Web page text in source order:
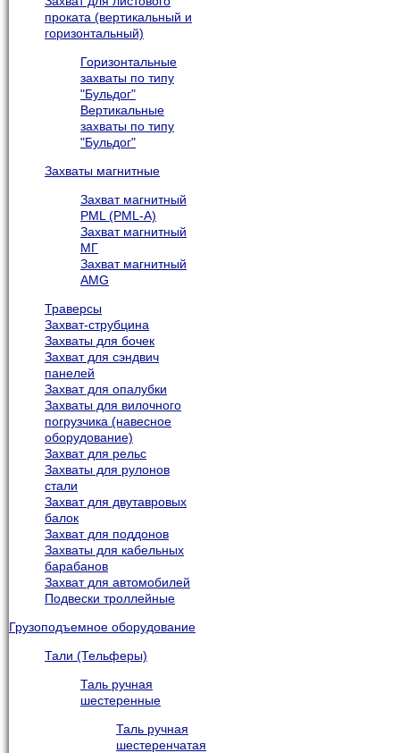
проката (вертикальный и
горизонтальный)
Горизонтальные
захваты по типу
"Бульдог"
Вертикальные
захваты по типу
"Бульдог"
Захваты магнитные
Захват магнитный
PML (PML-A)
Захват магнитный
МГ
Захват магнитный
AMG
Траверсы
Захват-струбцина
Захваты для бочек
Захват для сэндвич
панелей
Захват для опалубки
Захваты для вилочного
погрузчика (навесное
оборудование)
Захват для рельс
Захваты для рулонов
стали
Захват для двутавровых
балок
Захват для поддонов
Захваты для кабельных
барабанов
Захват для автомобилей
Подвески троллейные
Грузоподъемное оборудование
Тали (Тельферы)
Таль ручная
шестеренные
Таль ручная
шестеренчатая